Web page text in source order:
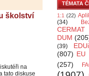
školství
na
tato diskuse
TÉMATA
1:1 (22)
(34)
CERMAT
DUM
(39)
(807) EU
(257)